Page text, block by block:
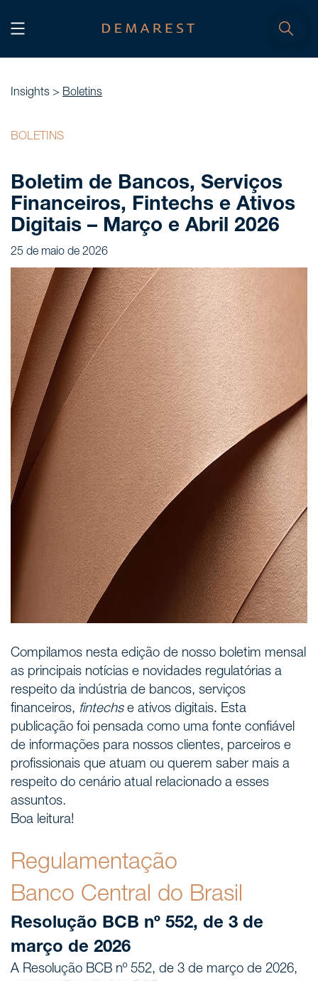
INÍCIO
Home
Sobre nós
Cultura
Profissionais
Carreiras
SERVIÇOS
Áreas de atuação
NOTÍCIAS
Insights
CONTATO
Fale conosco
Insights > Boletins
BOLETINS
Boletim de Bancos, Serviços
Financeiros, Fintechs e Ativos
Digitais – Março e Abril 2026
25 de maio de 2026
Compilamos nesta edição de nosso boletim mensal
as principais notícias e novidades regulatórias a
respeito da indústria de bancos, serviços
financeiros, fintechse ativos digitais. Esta
publicação foi pensada como uma fonte confiável
de informações para nossos clientes, parceiros e
profissionais que atuam ou querem saber mais a
respeito do cenário atual relacionado a esses
assuntos.
Boa leitura!
Regulamentação
Banco Central do Brasil
Resolução BCB nº 552, de 3 de
março de 2026
A Resolução BCB nº 552, de 3 de março de 2026,